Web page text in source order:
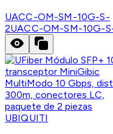
UACC-OM-SM-10G-S-
2UACC-OM-SM-10G-
UBIQUITI